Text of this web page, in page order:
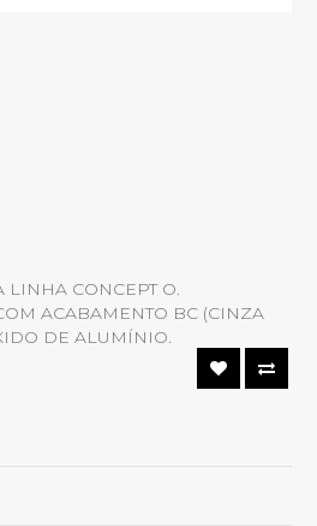
LINHA CONCEPT O.
ACABAMENTO BC (CINZA
DE ALUMÍNIO.